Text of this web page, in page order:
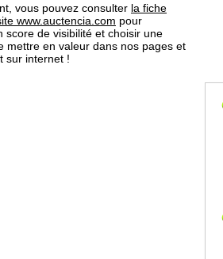
vous pouvez consulter la fiche
www.auctencia.com pour
score de visibilité et choisir une
mettre en valeur dans nos pages et
sur internet !